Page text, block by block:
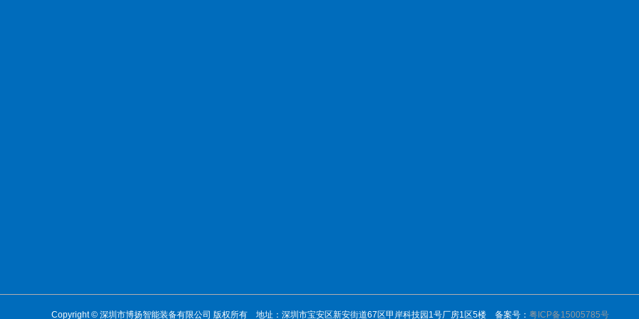
Copyright © 深圳市博扬智能装备有限公司 版权所有 地址：深圳市宝安区新安街道67区甲岸科技园1号厂房1区5楼 备案号： 粤ICP备15005785号